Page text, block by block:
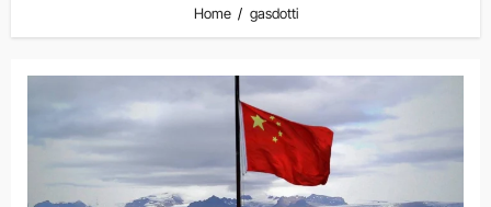
Home gasdotti